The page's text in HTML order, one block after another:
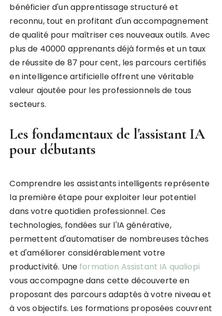
bénéficier d'un apprentissage structuré et
reconnu, tout en profitant d'un accompagnement
de qualité pour maîtriser ces nouveaux outils. Avec
plus de 40000 apprenants déjà formés et un taux
de réussite de 87 pour cent, les parcours certifiés
en intelligence artificielle offrent une véritable
valeur ajoutée pour les professionnels de tous
secteurs.
Les fondamentaux de l'assistant IA
pour débutants
Comprendre les assistants intelligents représente
la première étape pour exploiter leur potentiel
dans votre quotidien professionnel. Ces
technologies, fondées sur l'IA générative,
permettent d'automatiser de nombreuses tâches
et d'améliorer considérablement votre
productivité. Une formation Assistant IA qualiopi
vous accompagne dans cette découverte en
proposant des parcours adaptés à votre niveau et
à vos objectifs. Les formations proposées couvrent